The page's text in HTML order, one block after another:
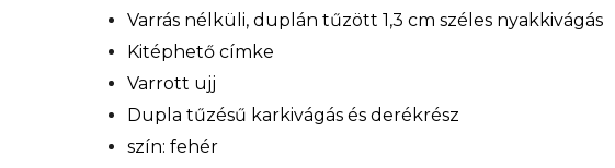
Varrás nélküli, duplán tűzött 1,3 cm széles nyakkivágás
Kitéphető címke
Varrott ujj
Dupla tűzésű karkivágás és derékrész
szín: fehér